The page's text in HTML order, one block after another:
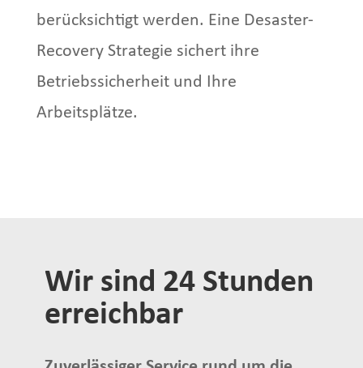
berücksichtigt werden. Eine Desaster-
Recovery Strategie sichert ihre
Betriebssicherheit und Ihre
Arbeitsplätze.
Wir sind 24 Stunden
erreichbar